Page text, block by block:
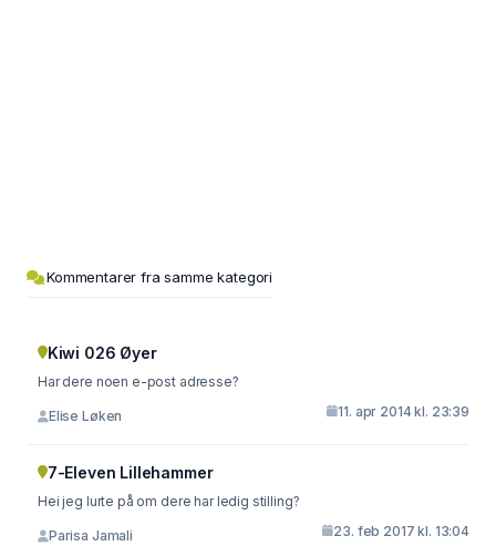
Kommentarer fra samme kategori
Kiwi 026 Øyer
Har dere noen e-post adresse?
Elise Løken 11. apr 2014 kl. 23:39
7-Eleven Lillehammer
Hei jeg lurte på om dere har ledig stilling?
Parisa Jamali 23. feb 2017 kl. 13:04